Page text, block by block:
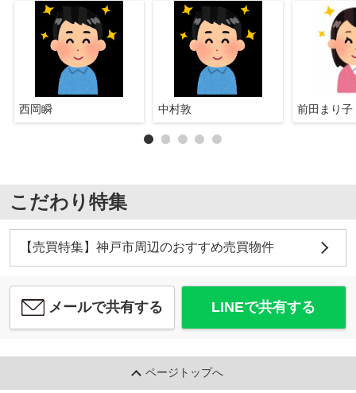
西岡瞬 中村敦 前田まり子
こだわり特集
【売買特集】神戸市周辺のおすすめ売買物件
メールで共有する LINEで共有する
ページトップへ